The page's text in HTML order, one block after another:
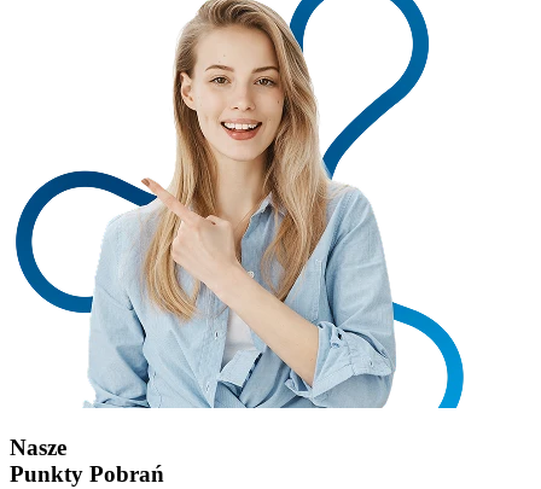
Nasze
Punkty Pobrań